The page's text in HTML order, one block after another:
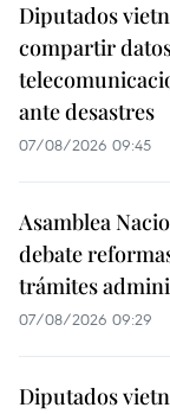
Diputados
compartir
ante desastres
07/08/2026 09:45
Asamblea
debate
trámites
07/08/2026 09:29
Diputados